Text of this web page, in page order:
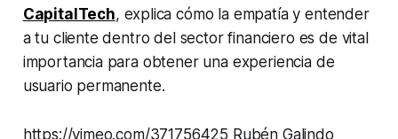
CapitalTech, explica cómo la empatía y entender
a tu cliente dentro del sector financiero es de vital
importancia para obtener una experiencia de
usuario permanente.
https://vimeo.com/371756425 Rubén Galindo